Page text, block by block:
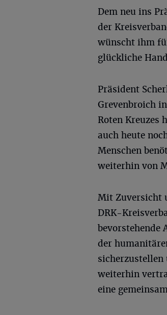
Dem neu ins
der
wünscht ihm
glückliche
Präsident
Grevenbroich
Roten Kreuzes
auch heute
Menschen
weiterhin von
Mit Zuversicht
DRK-
bevorstehende
der
sicherzustellen
weiterhin
eine